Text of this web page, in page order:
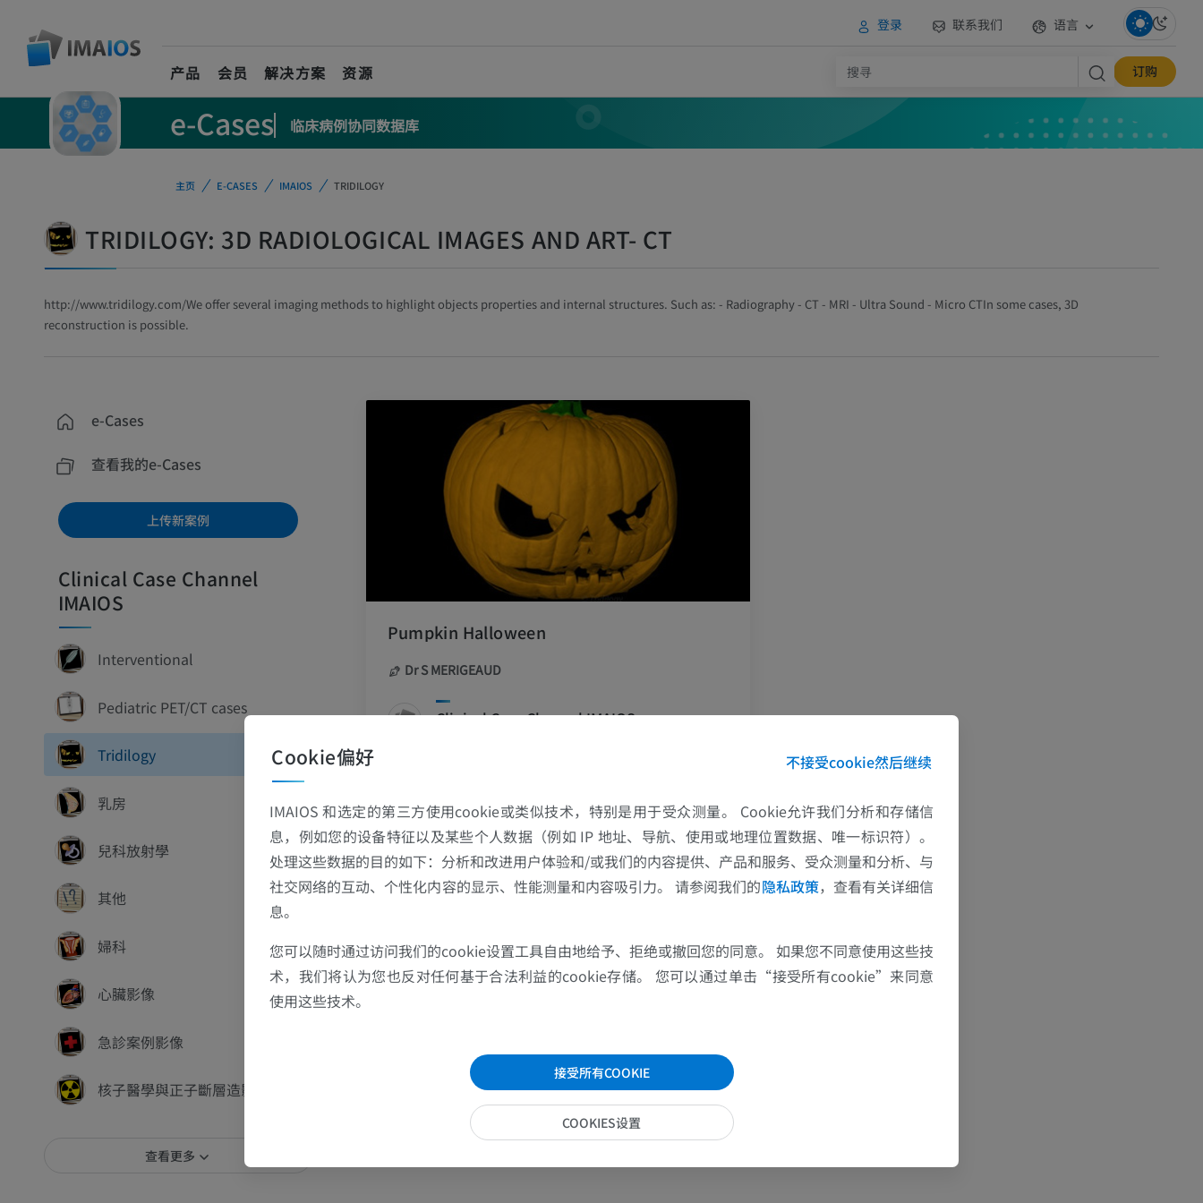
登录 联系我们 语言
产品 会员 解决方案 资源 订购
e-Cases 临床病例协同数据库
主页 E-CASES IMAIOS TRIDILOGY
TRIDILOGY: 3D RADIOLOGICAL IMAGES AND ART- CT
http://www.tridilogy.com/We offer several imaging methods to highlight objects properties and internal structures. Such as: - Radiography- CT - MRI - Ultra Sound - Micro CTIn some cases, 3D
reconstruction is possible.
e-Cases
查看我的e-Cases
上传新案例
Clinical Case Channel
IMAIOS
Interventional
Pediatric PET/CT cases
Tridilogy
乳房
兒科放射學
其他
婦科
心臟影像
急診案例影像
核子醫學與正子斷層造影 (PET)
查看更多
Pumpkin Halloween
Dr S MERIGEAUD
Clinical Case Channel IMAIOS
Cookie偏好 不接受cookie然后继续
IMAIOS 和选定的第三方使用cookie或类似技术，特别是用于受众测量。 Cookie允许我们分析和存储信
息，例如您的设备特征以及某些个人数据（例如 IP 地址、导航、使用或地理位置数据、唯一标识符）。
处理这些数据的目的如下：分析和改进用户体验和/或我们的内容提供、产品和服务、受众测量和分析、与
社交网络的互动、个性化内容的显示、性能测量和内容吸引力。 请参阅我们的隐私政策，查看有关详细信
息。
您可以随时通过访问我们的cookie设置工具自由地给予、拒绝或撤回您的同意。 如果您不同意使用这些技
术，我们将认为您也反对任何基于合法利益的cookie存储。 您可以通过单击“接受所有cookie”来同意
使用这些技术。
接受所有COOKIE
COOKIES设置